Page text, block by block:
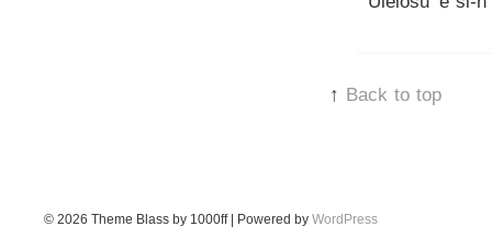
↑ Back to top
© 2026 Theme Blass by 1000ff | Powered by WordPress